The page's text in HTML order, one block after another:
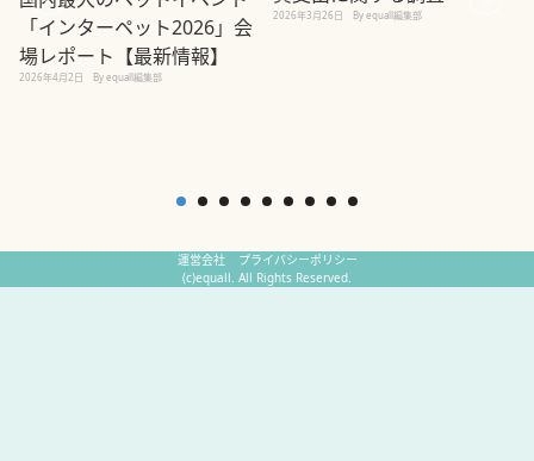
「インターペット2026」会
場レポート【最新情報】
2026年4月2日 By equall編集部
2026年3月26日 By equall編集部
運営会社
プライバシーポリシー
(c)equall. All Rights Reserved.